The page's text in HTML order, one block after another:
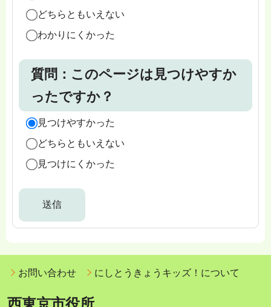
どちらともいえない
わかりにくかった
質問：このページは見つけやすか
ったですか？
見つけやすかった
どちらともいえない
見つけにくかった
お問い合わせ にしとうきょうキッズ！について